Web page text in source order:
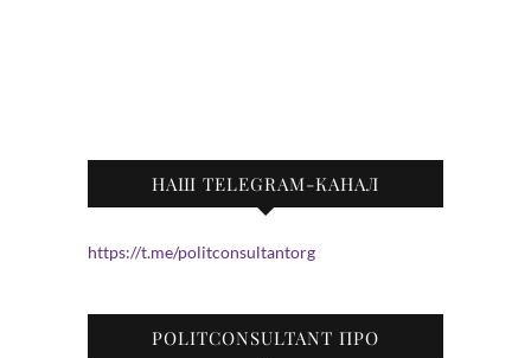
НАШ TELEGRAM-КАНАЛ
https://t.me/politconsultantorg
POLITCONSULTANT ПРО